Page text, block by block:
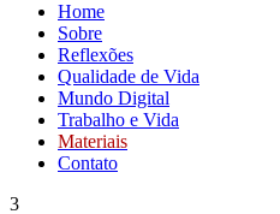
Home
Sobre
Reflexões
Qualidade de Vida
Mundo Digital
Trabalho e Vida
Materiais
Contato
3